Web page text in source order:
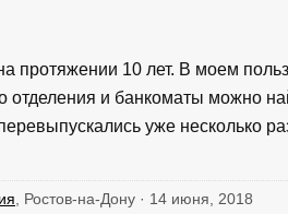
протяжении 10 лет. В моем
отделения и банкоматы можно
уже несколько
, Ростов-на-Дону · 14 июня, 2018